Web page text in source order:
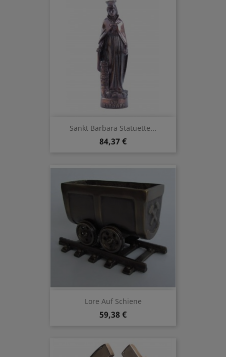
Sankt Barbara Statuette...
84,37 €
Lore Auf Schiene
59,38 €